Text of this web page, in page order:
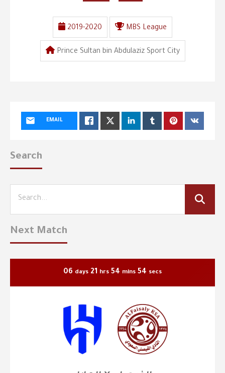
2019-2020 MBS League
Prince Sultan bin Abdulaziz Sport City
EMAIL
Search
Next Match
06 days 21 hrs 54 mins 54 secs